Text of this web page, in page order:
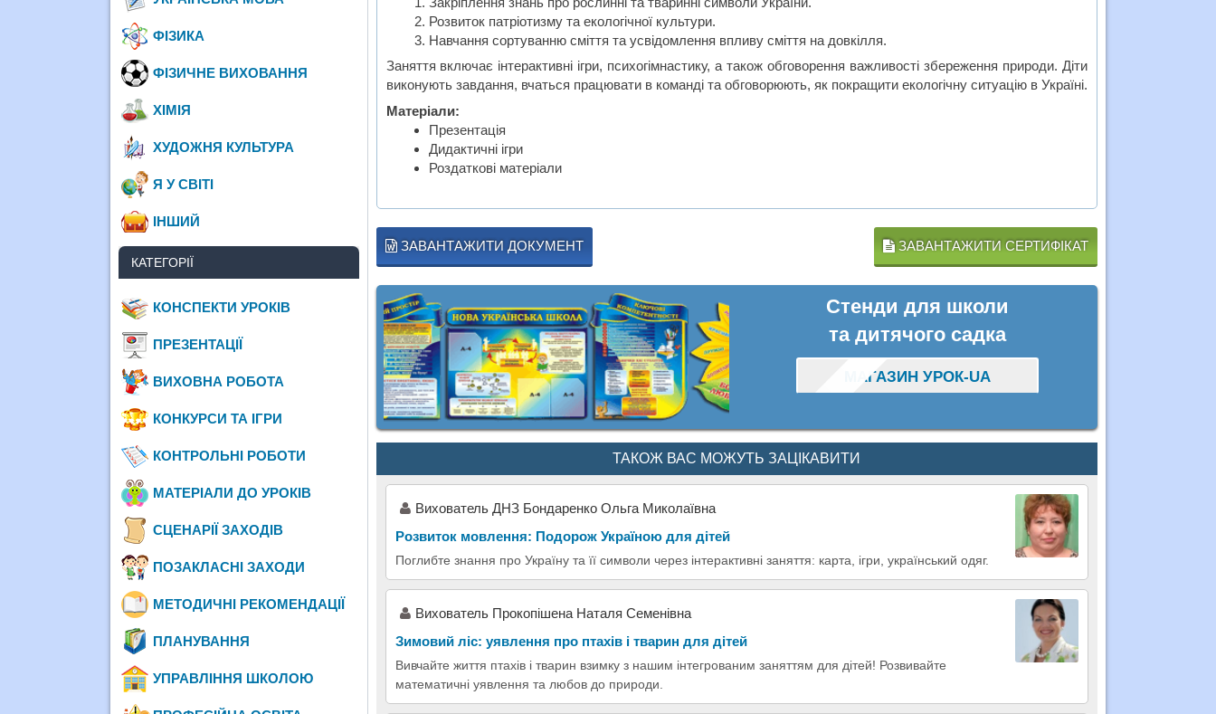
Розвиток патріотизму та екологічної культури.
Навчання сортуванню сміття та усвідомлення впливу сміття на довкілля.
Заняття включає інтерактивні ігри, психогімнастику, а також обговорення важливості збереження природи. Діти
виконують завдання, вчаться працювати в команді та обговорюють, як покращити екологічну ситуацію в Україні.
Матеріали:
Презентація
Дидактичні ігри
Роздаткові матеріали
ЗАВАНТАЖИТИ ДОКУМЕНТ ЗАВАНТАЖИТИ СЕРТИФІКАТ
Стенди для школи
та дитячого садка
МАГАЗИН УРОК-UA
ТАКОЖ ВАС МОЖУТЬ ЗАЦІКАВИТИ
Вихователь ДНЗ Бондаренко Ольга Миколаївна
Розвиток мовлення: Подорож Україною для дітей
Поглибте знання про Україну та її символи через інтерактивні заняття: карта, ігри, український одяг.
Вихователь Прокопішена Наталя Семенівна
Зимовий ліс: уявлення про птахів і тварин для дітей
Вивчайте життя птахів і тварин взимку з нашим інтегрованим заняттям для дітей! Розвивайте
математичні уявлення та любов до природи.
ФІЗИКА
ФІЗИЧНЕ ВИХОВАННЯ
ХІМІЯ
ХУДОЖНЯ КУЛЬТУРА
Я У СВІТІ
ІНШИЙ
КАТЕГОРІЇ
КОНСПЕКТИ УРОКІВ
ПРЕЗЕНТАЦІЇ
ВИХОВНА РОБОТА
КОНКУРСИ ТА ІГРИ
КОНТРОЛЬНІ РОБОТИ
МАТЕРІАЛИ ДО УРОКІВ
СЦЕНАРІЇ ЗАХОДІВ
ПОЗАКЛАСНІ ЗАХОДИ
МЕТОДИЧНІ РЕКОМЕНДАЦІЇ
ПЛАНУВАННЯ
УПРАВЛІННЯ ШКОЛОЮ